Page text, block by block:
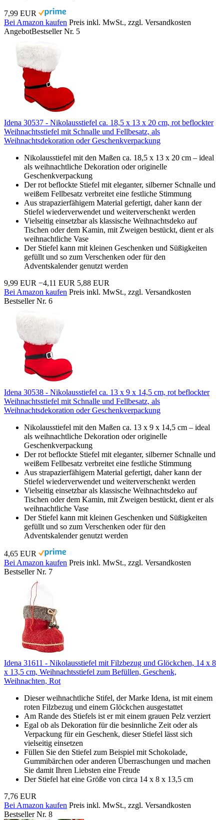
7,99 EUR
Bei Amazon kaufen Preis inkl. MwSt., zzgl. Versandkosten
AngebotBestseller Nr. 5
Idena 30537 - Nikolausstiefel ca. 18,5 x 13 x 20 cm, rot beflockter
Weihnachtsstiefel mit Schnalle und Fellbesatz, als
Weihnachtsdekoration oder Geschenkverpackung
Nikolausstiefel mit den Maßen ca. 18,5 x 13 x 20 cm – ideal
als weihnachtliche Dekoration oder originelle
Geschenkverpackung
Der rot beflockte Stiefel mit eleganter, silberner Schnalle und
weißem Fellbesatz verbreitet eine festliche Stimmung
Aus strapazierfähigem Material gefertigt, daher kann der
Stiefel wiederverwendet und weiterverschenkt werden
Vielseitig einsetzbar als klassische Weihnachtsdeko auf
Tischen oder dem Kamin, mit Zweigen bestückt, dient er als
weihnachtliche Vase
Der Stiefel kann mit kleinen Geschenken und Süßigkeiten
gefüllt und so zum Verschenken oder für den
Adventskalender genutzt werden
9,99 EUR −4,11 EUR 5,88 EUR
Bei Amazon kaufen Preis inkl. MwSt., zzgl. Versandkosten
Bestseller Nr. 6
Idena 30538 - Nikolausstiefel ca. 13 x 9 x 14,5 cm, rot beflockter
Weihnachtsstiefel mit Schnalle und Fellbesatz, als
Weihnachtsdekoration oder Geschenkverpackung
Nikolausstiefel mit den Maßen ca. 13 x 9 x 14,5 cm – ideal
als weihnachtliche Dekoration oder originelle
Geschenkverpackung
Der rot beflockte Stiefel mit eleganter, silberner Schnalle und
weißem Fellbesatz verbreitet eine festliche Stimmung
Aus strapazierfähigem Material gefertigt, daher kann der
Stiefel wiederverwendet und weiterverschenkt werden
Vielseitig einsetzbar als klassische Weihnachtsdeko auf
Tischen oder dem Kamin, mit Zweigen bestückt, dient er als
weihnachtliche Vase
Der Stiefel kann mit kleinen Geschenken und Süßigkeiten
gefüllt und so zum Verschenken oder für den
Adventskalender genutzt werden
4,65 EUR
Bei Amazon kaufen Preis inkl. MwSt., zzgl. Versandkosten
Bestseller Nr. 7
Idena 31611 - Nikolausstiefel mit Filzbezug und Glöckchen, 14 x 8
x 13,5 cm, Weihnachtsstiefel zum Befüllen, Geschenk,
Weihnachten, Rot
Dieser weihnachtliche Stifel, der Marke Idena, ist mit einem
roten Filzbezug und einem Glöckchen ausgestattet
Am Rande des Stiefels ist er mit einem grauen Pelz verziert
Egal ob als Dekoration für die besinnliche Zeit oder als
Verpackung für ein Geschenk, dieser Stiefel lässt sich
vielseitig einsetzen
Füllen Sie den Stiefel zum Beispiel mit Schokolade,
Gummibärchen oder anderen Überraschungen und machen
Sie damit Ihren Liebsten eine Freude
Der Stiefel hat eine Größe von circa 14 x 8 x 13,5 cm
7,76 EUR
Bei Amazon kaufen Preis inkl. MwSt., zzgl. Versandkosten
Bestseller Nr. 8